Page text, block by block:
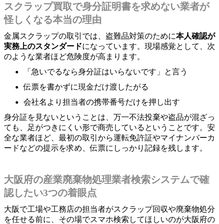
スクラップ買取で身分証明書を求めない業者が
怪しくなる本当の理由
金属スクラップの取引では、盗難品対策のために本人確認が
実務上のスタンダードになっています。現場感覚として、次
のような業者ほど危険度が高まります。
「急いでるなら身分証はいらないです」と言う
伝票を書かずに現金だけ渡したがる
会社名より担当者の携帯番号だけを押し出す
身分証を見ないということは、万一不法投棄や盗品が混ざっ
ても、足がつきにくい形で商売しているということです。安
全な業者ほど、最初の取引から運転免許証やマイナンバーカ
ードなどの提示を求め、伝票にしっかり記録を残します。
大阪府の産業廃棄物処理業者検索システムで確
認したい3つの着眼点
大阪で工場や工務店の担当者がスクラップ回収や廃棄物処分
を任せる前に、その場でスマホ検索してほしいのが大阪府の